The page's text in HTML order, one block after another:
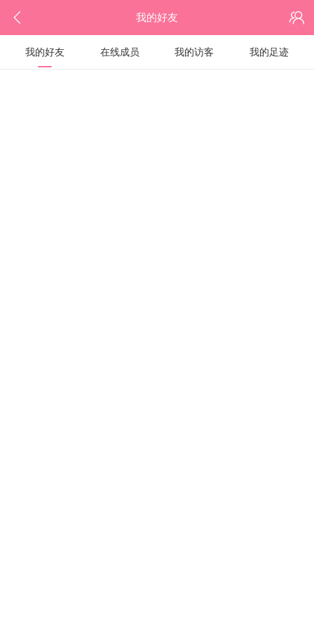
我的好友
我的好友 在线成员 我的访客 我的足迹